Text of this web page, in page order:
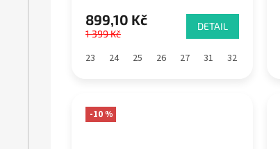
899,10 Kč
1 399 Kč
DETAIL
23 24 25 26 27 31 32
-10 %